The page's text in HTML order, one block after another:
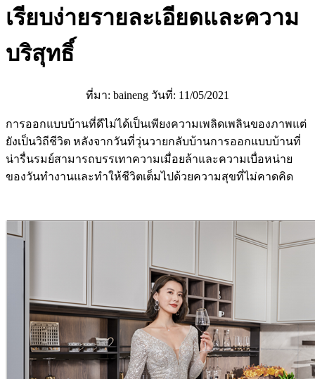
เรียบง่ายรายละเอียดและความ
บริสุทธิ์
ที่มา: baineng วันที่: 11/05/2021
การออกแบบบ้านที่ดีไม่ได้เป็นเพียงความเพลิดเพลินของภาพแต่
ยังเป็นวิถีชีวิต หลังจากวันที่วุ่นวายกลับบ้านการออกแบบบ้านที่
น่ารื่นรมย์สามารถบรรเทาความเมื่อยล้าและความเบื่อหน่าย
ของวันทำงานและทำให้ชีวิตเต็มไปด้วยความสุขที่ไม่คาดคิด